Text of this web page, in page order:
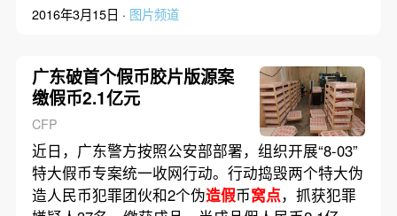
2016年3月15日 · 图片频道
广东破首个假币胶片版源案
缴假币2.1亿元
CFP
近日，广东警方按照公安部部署，组织开展“8-03”
特大假币专案统一收网行动。行动捣毁两个特大伪
造人民币犯罪团伙和2个伪造假币窝点，抓获犯罪